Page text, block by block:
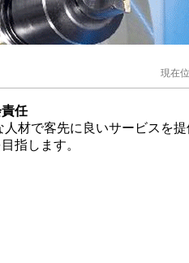
現在
任
材で客先に良いサービスを
指します。